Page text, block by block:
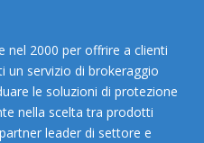
nel 2000 per offrire a clienti
un servizio di brokeraggio
le soluzioni di protezione
nella scelta tra prodotti
leader di settore e